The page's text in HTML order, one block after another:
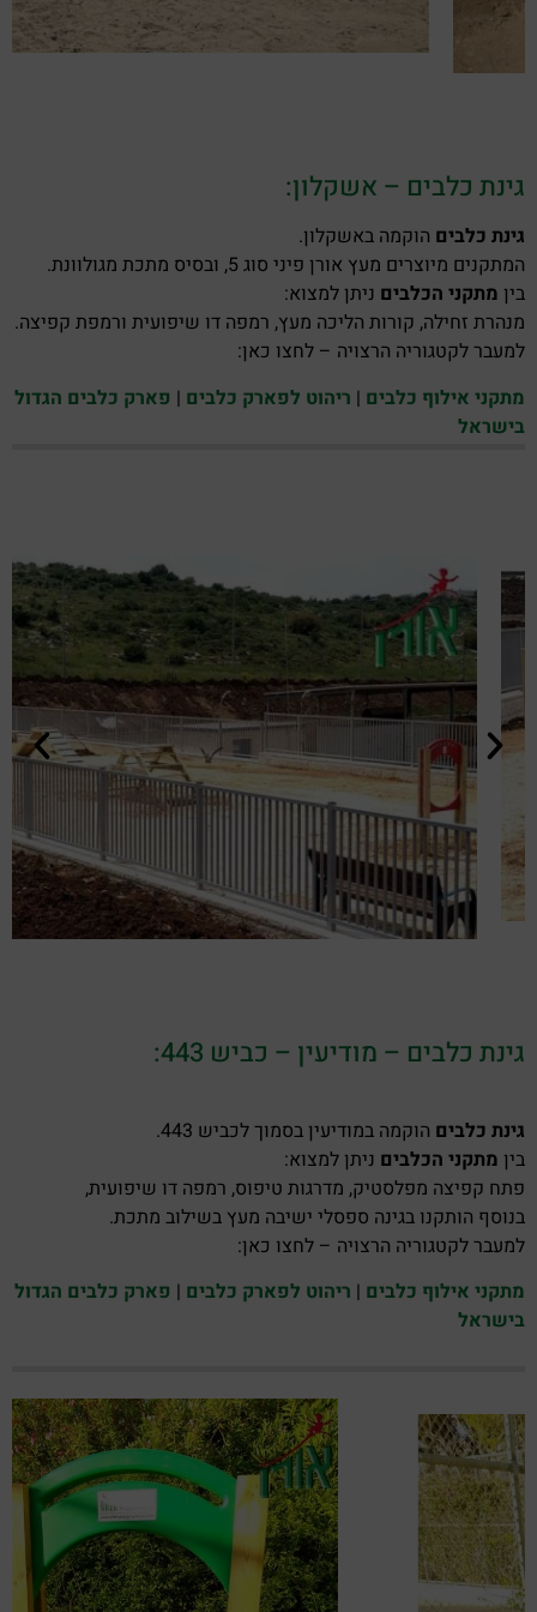
גינת כלבים – אשקלון:
גינת כלבים הוקמה באשקלון.
המתקנים מיוצרים מעץ אורן פיני סוג 5, ובסיס מתכת מגולוונת.
בין מתקני הכלבים ניתן למצוא:
מנהרת זחילה, קורות הליכה מעץ, רמפה דו שיפועית ורמפת קפיצה.
למעבר לקטגוריה הרצויה – לחצו כאן:
מתקני אילוף כלבים | ריהוט לפארק כלבים | פארק כלבים הגדול
בישראל
גינת כלבים – מודיעין – כביש 443:
גינת כלבים הוקמה במודיעין בסמוך לכביש 443.
בין מתקני הכלבים ניתן למצוא:
פתח קפיצה מפלסטיק, מדרגות טיפוס, רמפה דו שיפועית,
בנוסף הותקנו בגינה ספסלי ישיבה מעץ בשילוב מתכת.
למעבר לקטגוריה הרצויה – לחצו כאן:
מתקני אילוף כלבים | ריהוט לפארק כלבים | פארק כלבים הגדול
בישראל